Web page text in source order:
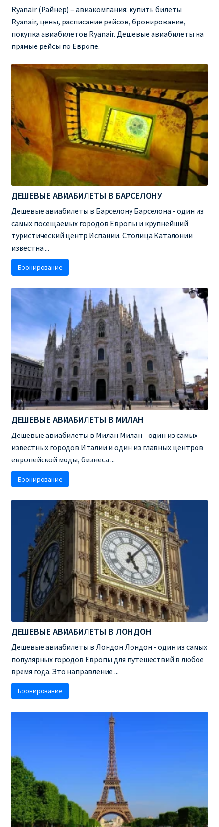
RYANAIR ПОРТУГАЛИЯ
RYANAIR ПОСАДОЧНЫЙ ТАЛОН – BOARDING PASS
Ryanair Россия
RYANAIR ТЕЛЬ-АВИВ, ЭЙЛАТ, ИЗРАИЛЬ
RYANAIR УКРАИНА | АВИАБИЛЕТЫ ОТ €15
Ryanair Україна из Киева, Одессы, Львова, Харькова,
Херсона от € 15
RYANAIR.COM НА РУССКОМ – кнфтфшкюсщь
Авиабилеты Ryanair на Тенерифе от €15
АВИАБИЛЕТЫ RYANAIR ОТ € 12
АВИАБИЛЕТЫ ВИЛЬНЮС БАРСЕЛОНА
АВИАБИЛЕТЫ ХЕЛЬСИНКИ МИЛАН
Акции RYANAIR из Варшавы
Акции RYANAIR из Вильнюса
Акции RYANAIR из Каунаса
Аликанте
Барселона
БИЛЕТЫ RYANAIR | ПОИСК ЛУЧШЕЙ ЦЕНЫ |
БРОНИРОВАНИЕ
БИЛЕТЫ RYANAIR НА ЗАВТРА КУПИТЬ ОНЛАЙН
ДЕШЕВЫЕ АВИАБИЛЕТЫ В БАРСЕЛОНУ
ДЕШЕВЫЕ АВИАБИЛЕТЫ В БЕРЛИН
ДЕШЕВЫЕ АВИАБИЛЕТЫ В БУХАРЕСТ
ДЕШЕВЫЕ АВИАБИЛЕТЫ В ВАРШАВУ
ДЕШЕВЫЕ АВИАБИЛЕТЫ В ВЕНУ
ДЕШЕВЫЕ АВИАБИЛЕТЫ В МИЛАН
ДЕШЕВЫЕ АВИАБИЛЕТЫ В ПАРИЖ
ДЕШЕВЫЕ АВИАБИЛЕТЫ НА КИПР
ИНФОРМАЦИЯ ДЛЯ ПАССАЖИРОВ
ВЫБОР И БРОНИРОВАНИЯ МЕСТ В RYANAIR
ЗАДЕРЖКА, ОТМЕНА, ПЕРЕНОС РЕЙСОВ RYANAIR
ИЗМЕНЕНИЕ БРОНИРОВАНИЯ
Ryanair (Райнер) – авиакомпания: купить билеты
Ryanair, цены, расписание рейсов, бронирование,
покупка авиабилетов Ryanair. Дешевые авиабилеты на
прямые рейсы по Европе.
ДЕШЕВЫЕ АВИАБИЛЕТЫ В БАРСЕЛОНУ
Дешевые авиабилеты в Барселону Барселона - один из
самых посещаемых городов Европы и крупнейший
туристический центр Испании. Столица Каталонии
известна ...
Бронирование
ДЕШЕВЫЕ АВИАБИЛЕТЫ В МИЛАН
Дешевые авиабилеты в Милан Милан - один из самых
известных городов Италии и один из главных центров
европейской моды, бизнеса ...
Бронирование
ДЕШЕВЫЕ АВИАБИЛЕТЫ В ЛОНДОН
Дешевые авиабилеты в Лондон Лондон - один из самых
популярных городов Европы для путешествий в любое
время года. Это направление ...
Бронирование